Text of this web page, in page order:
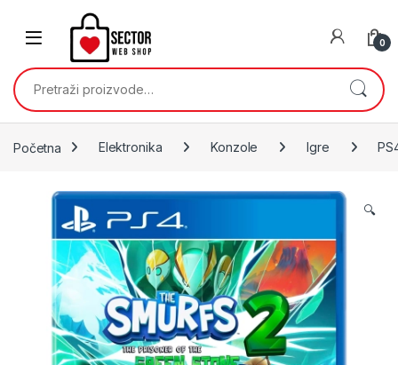
Skip to navigation
0
Pretraži:
Početna Elektronika Konzole Igre
🔍